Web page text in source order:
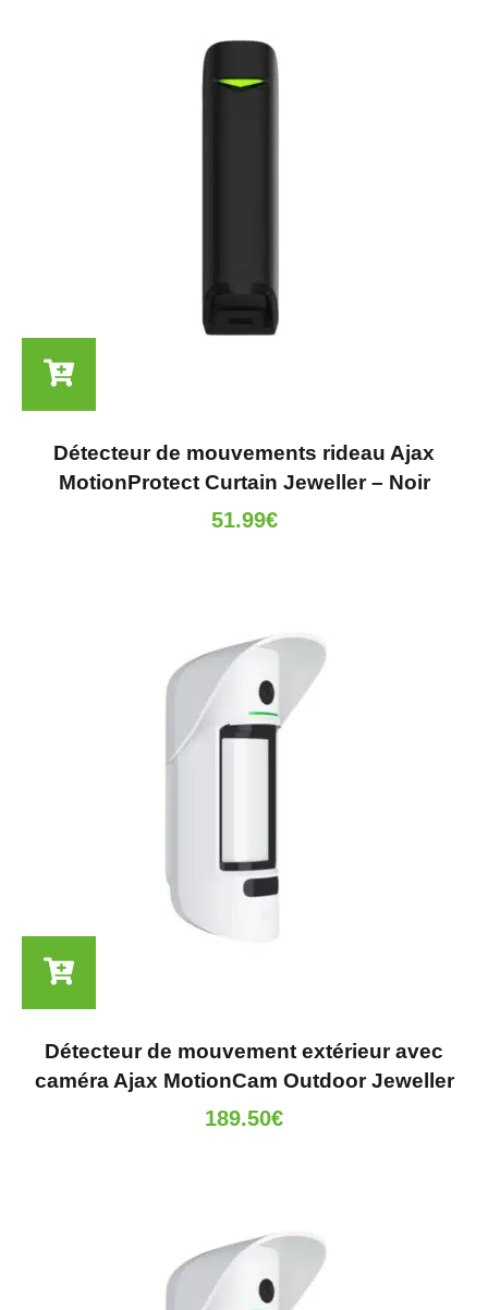
Détecteur de mouvements rideau Ajax
MotionProtect Curtain Jeweller – Noir
51.99€
Détecteur de mouvement extérieur avec
caméra Ajax MotionCam Outdoor Jeweller
189.50€